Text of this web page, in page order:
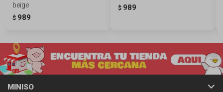
beige
$ 989
$ 989
MINISO